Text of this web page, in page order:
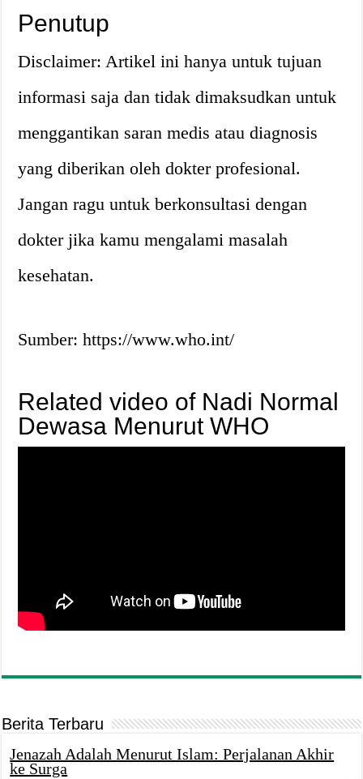
Penutup
Disclaimer: Artikel ini hanya untuk tujuan
informasi saja dan tidak dimaksudkan untuk
menggantikan saran medis atau diagnosis
yang diberikan oleh dokter profesional.
Jangan ragu untuk berkonsultasi dengan
dokter jika kamu mengalami masalah
kesehatan.
Sumber: https://www.who.int/
Related video of Nadi Normal
Dewasa Menurut WHO
Berita Terbaru
Jenazah Adalah Menurut Islam: Perjalanan Akhir
ke Surga